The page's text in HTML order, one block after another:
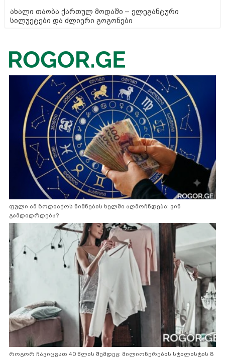
ახალი თაობა ქართულ მოდაში – ელეგანტური
სილუეტები და ძლიერი გოგონები
ფული ამ ზოდიაქოს ნიშნების ხელში აღმოჩნდება: ვინ
გამდიდრდება?
როგორ ჩავიცვათ 40 წლის შემდეგ: მილიონერების სტილისტის 8